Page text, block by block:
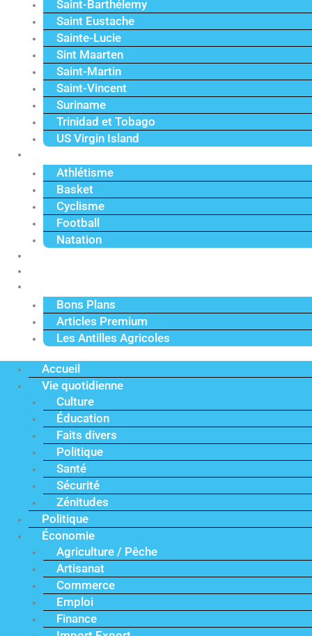
Saint-Barthélemy
Saint Eustache
Sainte-Lucie
Sint Maarten
Saint-Martin
Saint-Vincent
Suriname
Trinidad et Tobago
US Virgin Island
Athlétisme
Basket
Cyclisme
Football
Natation
Bons Plans
Articles Premium
Les Antilles Agricoles
Accueil
Vie quotidienne
Culture
Éducation
Faits divers
Politique
Santé
Sécurité
Zénitudes
Politique
Économie
Agriculture / Pêche
Artisanat
Commerce
Emploi
Finance